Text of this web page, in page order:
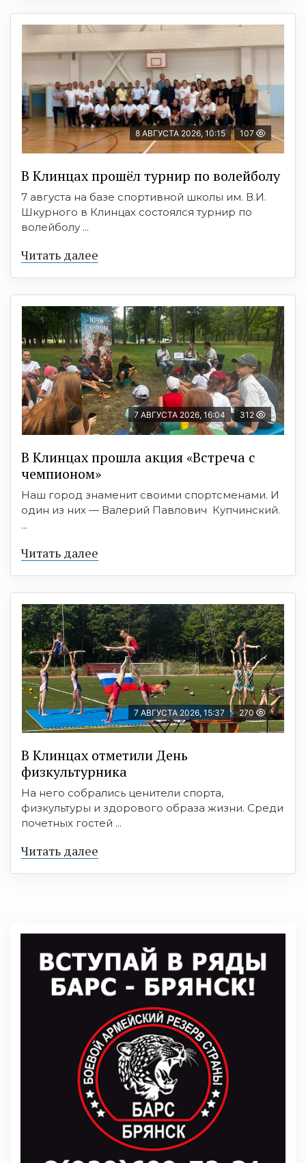
8 АВГУСТА 2026, 10:15 107
В Клинцах прошёл турнир по волейболу
7 августа на базе спортивной школы им. В.И.
Шкурного в Клинцах состоялся турнир по
волейболу ...
Читать далее
7 АВГУСТА 2026, 16:04 312
В Клинцах прошла акция «Встреча с
чемпионом»
Наш город знаменит своими спортсменами. И
один из них — Валерий Павлович Купчинский.
...
Читать далее
7 АВГУСТА 2026, 15:37 270
В Клинцах отметили День
физкультурника
На него собрались ценители спорта,
физкультуры и здорового образа жизни. Среди
почетных гостей ...
Читать далее